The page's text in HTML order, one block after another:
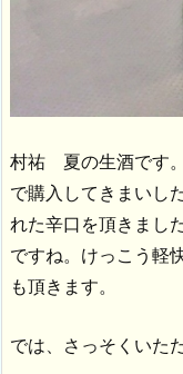
村祐 夏の生酒です
で購入してきまいし
れた辛口を頂きまし
ですね。けっこう軽
も頂きます。
では、さっそくいた